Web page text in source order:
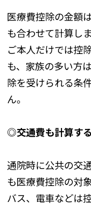
医療費控除の金額
も合わせて計算しま
ご本人だけでは控
も、家族の多い方
除を受けられる条
ん。
◎交通費も計算する
通院時に公共の交
も医療費控除の対
バス、電車などは